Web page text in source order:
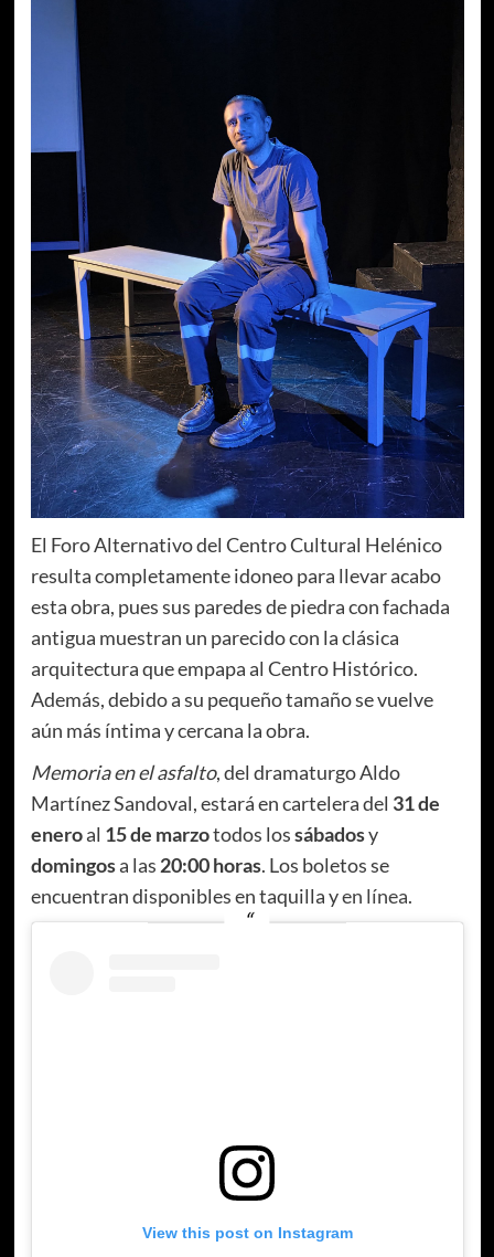
El Foro Alternativo del Centro Cultural Helénico
resulta completamente idoneo para llevar acabo
esta obra, pues sus paredes de piedra con fachada
antigua muestran un parecido con la clásica
arquitectura que empapa al Centro Histórico.
Además, debido a su pequeño tamaño se vuelve
aún más íntima y cercana la obra.
Memoria en el asfalto, del dramaturgo Aldo
Martínez Sandoval, estará en cartelera del 31 de
eneroal 15 de marzotodos lossábadosy
domingosa las 20:00 horas. Los boletos se
encuentran disponibles en taquilla yen línea.
View this post on Instagram